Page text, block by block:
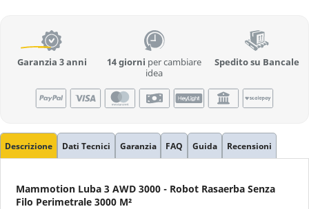
Garanzia 3 anni 14 giorni per cambiare
idea
Spedito su Bancale
Descrizione Dati Tecnici Garanzia FAQ Guida Recensioni
Mammotion Luba 3 AWD 3000 - Robot Rasaerba Senza
Filo Perimetrale 3000 M²